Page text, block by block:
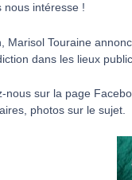
nous intéresse !
Marisol Touraine
dans les lieux
nous sur la page
photos sur le sujet.